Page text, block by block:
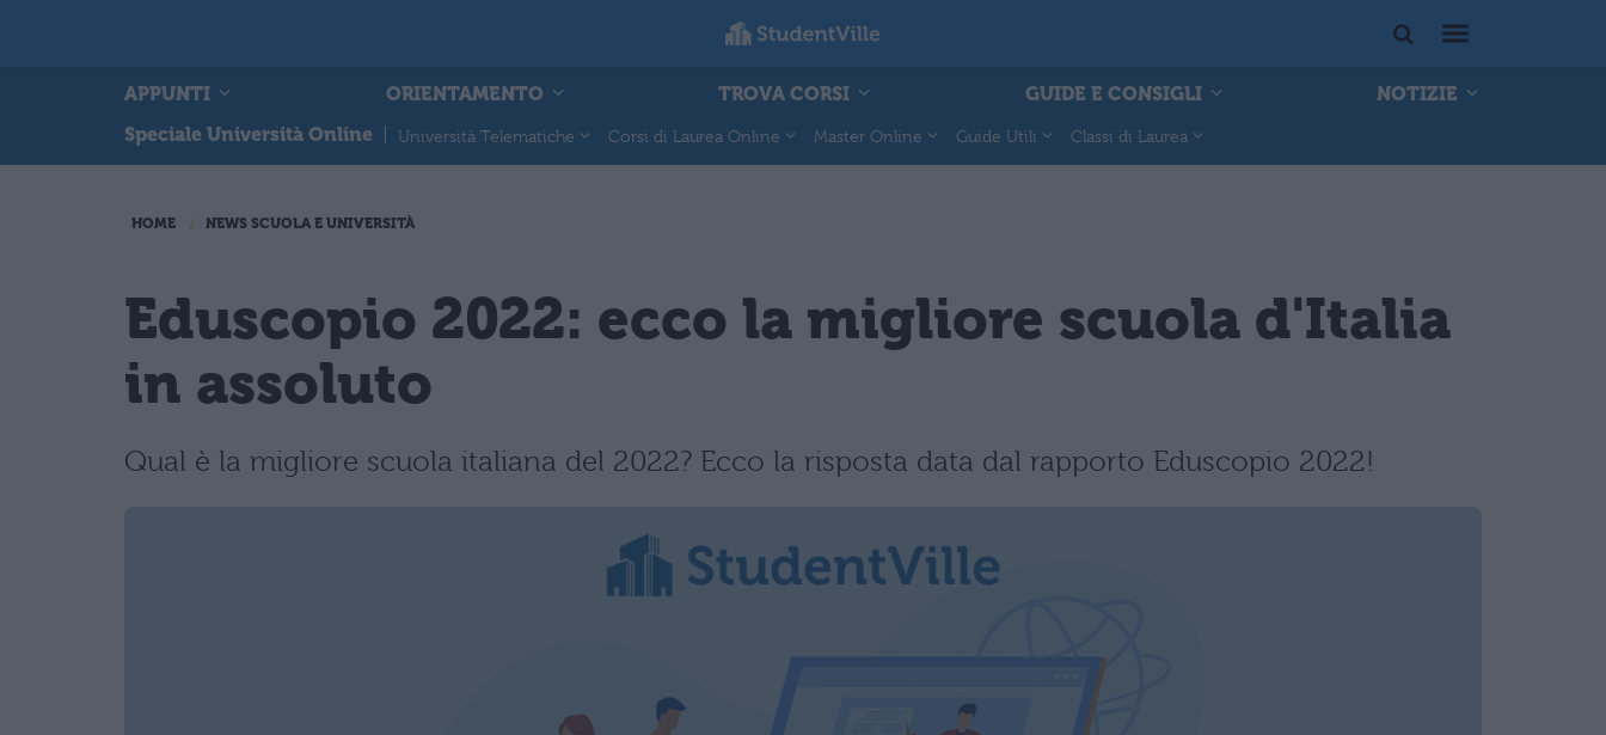
APPUNTI ORIENTAMENTO TROVA CORSI GUIDE E CONSIGLI
NOTIZIE
Speciale Università Online
Università Telematiche Corsi di Laurea Online Master Online Guide Utili Classi di Laurea
HOME NEWS SCUOLA E UNIVERSITÀ
Eduscopio 2022: ecco la migliore scuola d'Italia
in assoluto
Qual è la migliore scuola italiana del 2022? Ecco la risposta data dal rapporto Eduscopio 2022!